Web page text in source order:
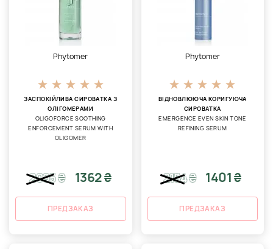
Phytomer
ЗАСПОКІЙЛИВА СИРОВАТКА З
ОЛІГОМЕРАМИ
OLIGOFORCE SOOTHING
ENFORCEMENT SERUM WITH
OLIGOMER
2095₴ 1362 ₴
ПРЕДЗАКАЗ
Phytomer
ВІДНОВЛЮЮЧА КОРИГУЮЧА
СИРОВАТКА
EMERGENCE EVEN SKIN TONE
REFINING SERUM
2154₴ 1401 ₴
ПРЕДЗАКАЗ